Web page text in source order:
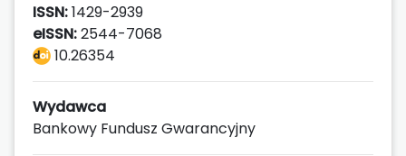
ISSN:1429-2939
eISSN:2544-7068
10.26354
Wydawca
Bankowy Fundusz Gwarancyjny